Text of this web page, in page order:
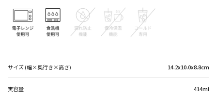
サイズ (幅×奥行き×高さ) 14.2x10.0x8.8cm
実容量 414ml